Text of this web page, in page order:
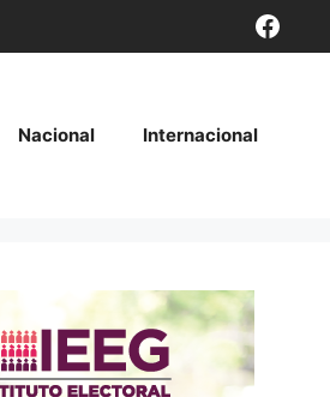
Nacional Internacional